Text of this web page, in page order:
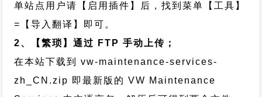
单站点用户请【启用插件】后，找到菜单【工具】
=【导入翻译】即可。
2、【繁琐】通过 FTP 手动上传；
在本站下载到vw-maintenance-services-
zh_CN.zip 即最新版的 VW Maintenance